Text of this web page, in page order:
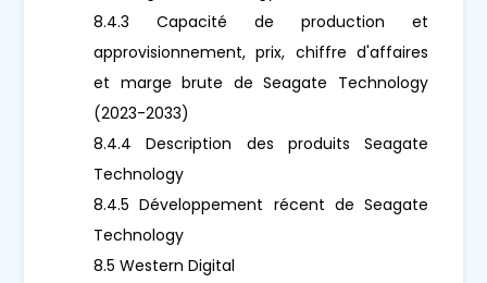
8.4.3 Capacité de production et
approvisionnement, prix, chiffre d'affaires
et marge brute de Seagate Technology
(2023-2033)
8.4.4 Description des produits Seagate
Technology
8.4.5 Développement récent de Seagate
Technology
8.5 Western Digital